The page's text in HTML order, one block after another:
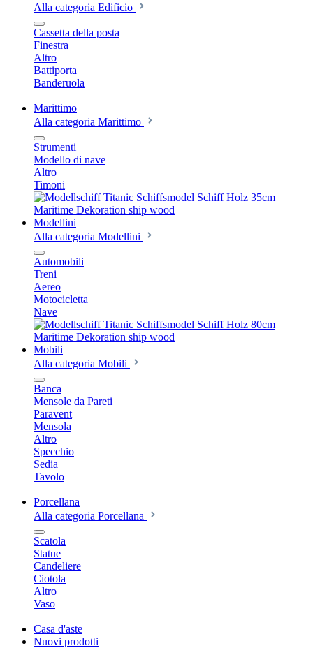
Alla categoria Edificio
Cassetta della posta
Finestra
Altro
Battiporta
Banderuola
Marittimo
Alla categoria Marittimo
Strumenti
Modello di nave
Altro
Timoni
Modellini
Alla categoria Modellini
Automobili
Treni
Aereo
Motocicletta
Nave
Mobili
Alla categoria Mobili
Banca
Mensole da Pareti
Paravent
Mensola
Altro
Specchio
Sedia
Tavolo
Porcellana
Alla categoria Porcellana
Scatola
Statue
Candeliere
Ciotola
Altro
Vaso
Casa d'aste
Nuovi prodotti